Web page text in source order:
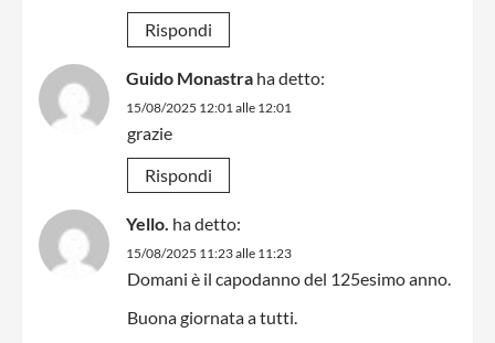
Rispondi
Guido Monastra ha detto:
15/08/2025 12:01 alle 12:01
grazie
Rispondi
Yello. ha detto:
15/08/2025 11:23 alle 11:23
Domani è il capodanno del 125esimo anno.
Buona giornata a tutti.